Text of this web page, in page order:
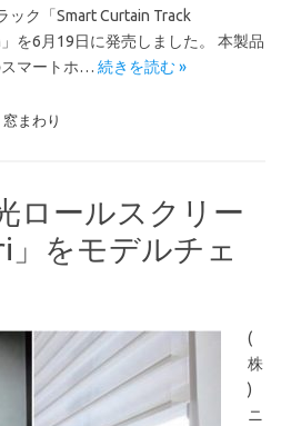
ック「Smart Curtain Track
を6月19日に発売しました。 本製品
スマートホ… 続きを読む »
窓まわり
ールスクリー
」をモデルチェ
(
株
)
ニ